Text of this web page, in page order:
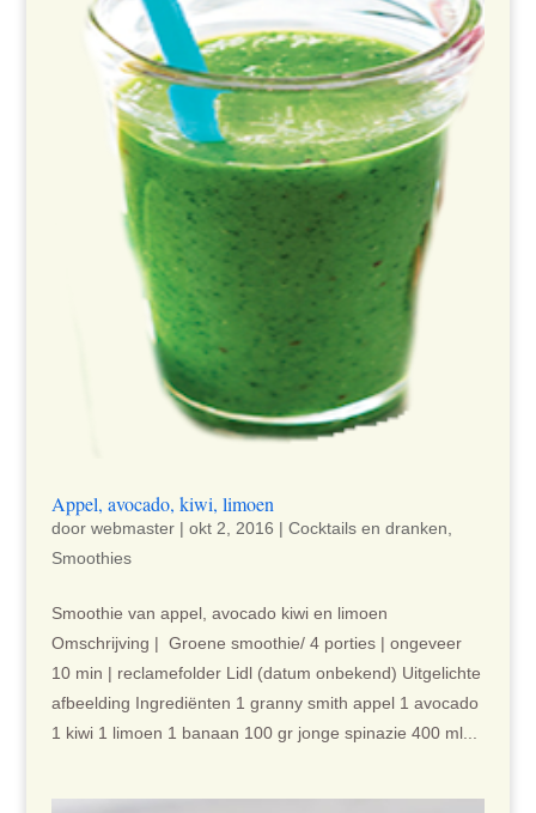
Appel, avocado, kiwi, limoen
door webmaster| okt 2, 2016 | Cocktails en dranken
Smoothies
Smoothie van appel, avocado kiwi en limoen
Omschrijving | Groene smoothie/ 4 porties | ongeveer
10 min | reclamefolder Lidl (datum onbekend) Uitgelichte
afbeelding Ingrediënten 1 granny smith appel 1 avocado
1 kiwi 1 limoen 1 banaan 100 gr jonge spinazie 400 ml...